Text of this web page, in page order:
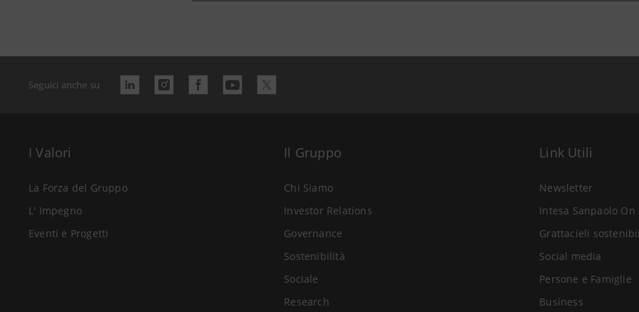
Seguici anche su
I Valori
La Forza del Gruppo
L' Impegno
Eventi e Progetti
Il Gruppo
Chi Siamo
Investor Relations
Governance
Sostenibilità
Sociale
Research
Link Utili
Newsletter
Intesa Sanpaolo On
Grattacieli
Social media
Persone e Famiglie
Business